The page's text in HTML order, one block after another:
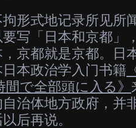
形式地记录所见所
写「日本和京都」
京都就是京都。日
本政治学入门书籍
で全部頭に入る》
治体地方政府，并
后再说。